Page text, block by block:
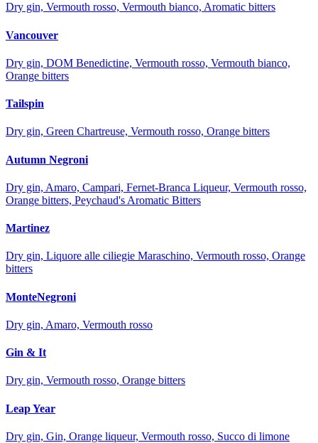
Dry gin, Vermouth rosso, Vermouth bianco, Aromatic bitters
Vancouver
Dry gin, DOM Benedictine, Vermouth rosso, Vermouth bianco,
Orange bitters
Tailspin
Dry gin, Green Chartreuse, Vermouth rosso, Orange bitters
Autumn Negroni
Dry gin, Amaro, Campari, Fernet-Branca Liqueur, Vermouth rosso,
Orange bitters, Peychaud's Aromatic Bitters
Martinez
Dry gin, Liquore alle ciliegie Maraschino, Vermouth rosso, Orange
bitters
MonteNegroni
Dry gin, Amaro, Vermouth rosso
Gin & It
Dry gin, Vermouth rosso, Orange bitters
Leap Year
Dry gin, Gin, Orange liqueur, Vermouth rosso, Succo di limone